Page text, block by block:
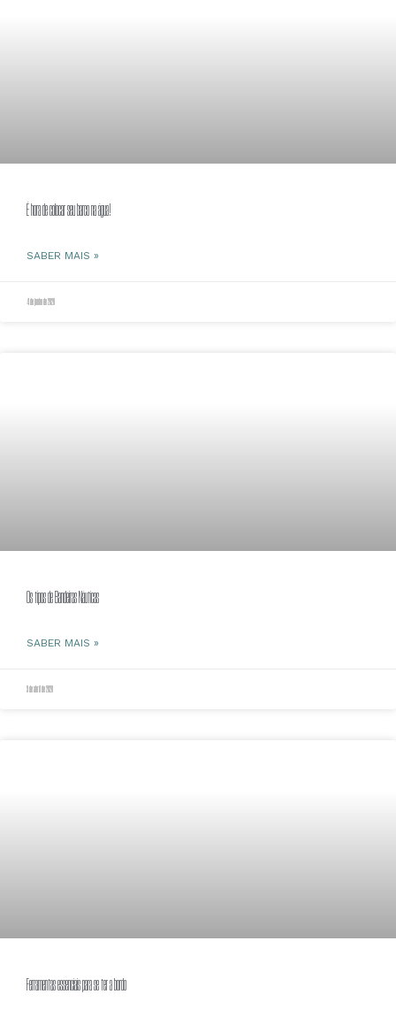
É hora de colocar seu barco na água!
SABER MAIS »
4 de junho de 2020
Os tipos de Bandeiras Náuticas
SABER MAIS »
9 de abril de 2020
Ferramentas essenciais para se ter a bordo